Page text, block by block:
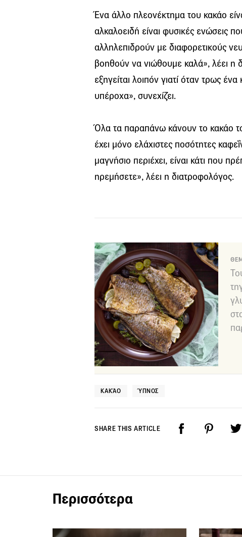
Ένα άλλο πλεονέκτημα του κακάο
αλκαλοειδή είναι φυσικές ενώσεις
αλληλεπιδρούν με διαφορετικούς
βοηθούν να νιώθουμε καλά», λέει η
εξηγείται λοιπόν γιατί όταν τρως
υπέροχα», συνεχίζει.
Όλα τα παραπάνω κάνουν το κακάο
έχει μόνο ελάχιστες ποσότητες
μαγνήσιο περιέχει, είναι κάτι που
ηρεμήσετε», λέει η διατροφολόγος.
ΚΑΚΆΟ ΎΠΝΟΣ
SHARE THIS ARTICLE
Περισσότερα